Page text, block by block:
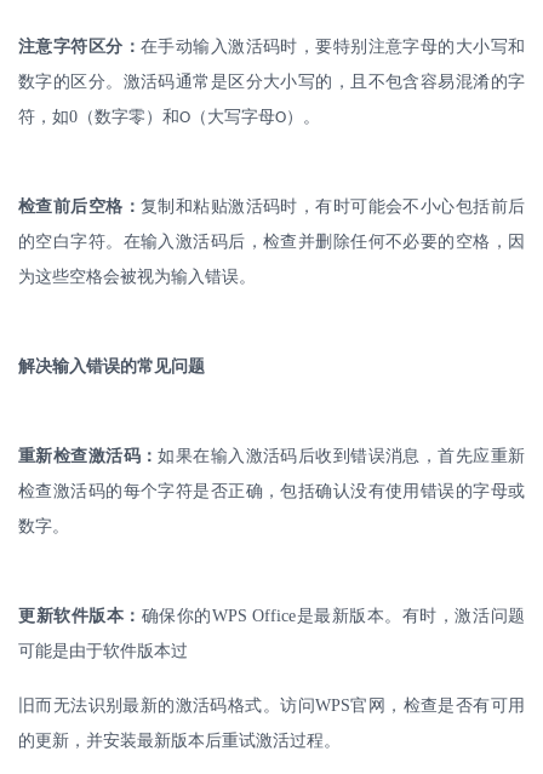
注意字符区分： 在手动输入激活码时，要特别注意字母的大小写和
数字的区分。激活码通常是区分大小写的，且不包含容易混淆的字
符，如0 （数字零）和O （大写字母O）。
检查前后空格： 复制和粘贴激活码时，有时可能会不小心包括前后
的空白字符。在输入激活码后，检查并删除任何不必要的空格，因
为这些空格会被视为输入错误。
解决输入错误的常见问题
重新检查激活码：如果在输入激活码后收到错误消息，首先应重新
检查激活码的每个字符是否正确，包括确认没有使用错误的字母或
数字。
更新软件版本： 确保你的WPS Office是最新版本。有时，激活问题
可能是由于软件版本过
旧而无法识别最新的激活码格式。访问WPS官网，检查是否有可用
的更新，并安装最新版本后重试激活过程。